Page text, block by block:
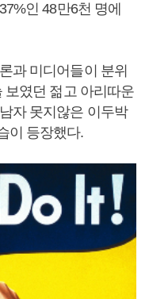
인 48만6천 명에
과 미디어들이 분위
보였던 젊고 아리따운
자 못지않은 이두박
이 등장했다.